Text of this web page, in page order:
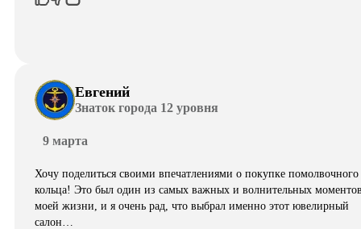
Евгений
Знаток города 12 уровня
9 марта
Хочу поделиться своими впечатлениями о покупке помолвочного
кольца! Это был один из самых важных и волнительных
моей жизни, и я очень рад, что выбрал именно этот ювелирный
салон…